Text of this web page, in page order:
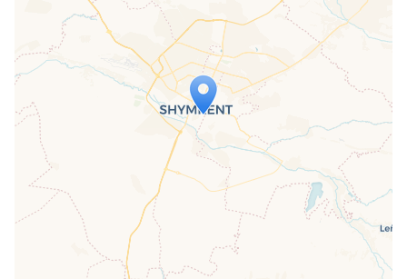
Travelers' Map wird geladen …
Wenn du dies siehst, nachdem deine
Seite vollständig geladen wurde,
fehlen leafletJS-Dateien.